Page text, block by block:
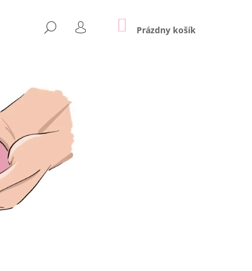
HĽADAŤ
PRIHLÁSENIE
NÁKUPNÝ
KOŠÍK
Prázdny košík